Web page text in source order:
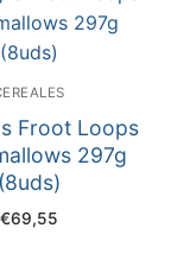
Froot Loops
297g
(8uds)
€69,55